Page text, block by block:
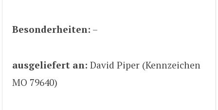
Besonderheiten: –
ausgeliefert an: David Piper (Kennzeichen
MO 79640)